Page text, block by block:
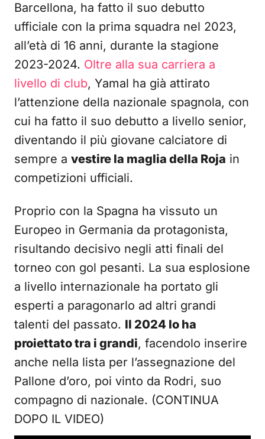
Barcellona, ha fatto il suo debutto
ufficiale con la prima squadra nel 2023,
all’età di 16 anni, durante la stagione
2023-2024. Oltre alla sua carriera a
livello di club, Yamal ha già attirato
l’attenzione della nazionale spagnola, con
cui ha fatto il suo debutto a livello senior,
diventando il più giovane calciatore di
sempre a vestire la maglia della Roja in
competizioni ufficiali.
Proprio con la Spagna ha vissuto un
Europeo in Germania da protagonista,
risultando decisivo negli atti finali del
torneo con gol pesanti. La sua esplosione
a livello internazionale ha portato gli
esperti a paragonarlo ad altri grandi
talenti del passato. Il 2024 lo ha
proiettato tra i grandi, facendolo inserire
anche nella lista per l’assegnazione del
Pallone d’oro, poi vinto da Rodri, suo
compagno di nazionale. (CONTINUA
DOPO IL VIDEO)